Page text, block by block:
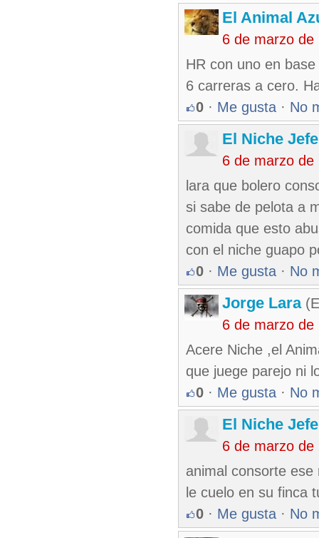
El Animal
6 de marzo de
HR con uno en
6 carreras a cero.
0 · Me gusta · No
El Niche
6 de marzo de
lara que bolero
si sabe de pelota a
comida que esto
con el niche guapo
0 · Me gusta · No
Jorge Lara
6 de marzo de
Acere Niche ,el
que juege parejo ni
0 · Me gusta · No
El Niche
6 de marzo de
animal consorte
le cuelo en su finca
0 · Me gusta · No